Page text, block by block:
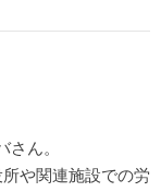
ん。
や関連施設での労